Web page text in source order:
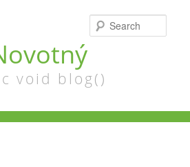
void blog()